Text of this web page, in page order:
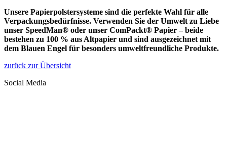
Unsere Papierpolstersysteme sind die perfekte Wahl für alle
Verpackungsbedürfnisse. Verwenden Sie der Umwelt zu Liebe
unser SpeedMan® oder unser ComPackt® Papier – beide
bestehen zu 100 % aus Altpapier und sind ausgezeichnet mit
dem Blauen Engel für besonders umweltfreundliche Produkte.
zurück zur Übersicht
Social Media